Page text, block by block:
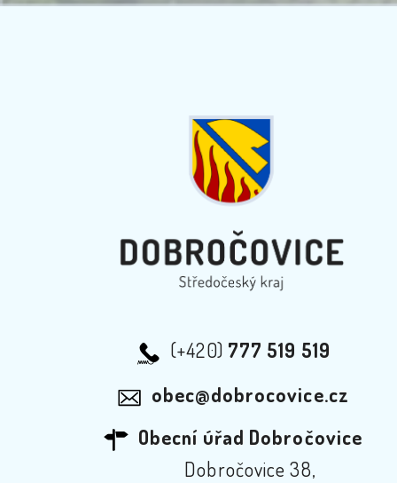
(+420) 777 519 519
obec@dobrocovice.cz
Obecní úřad Dobročovice
Dobročovice 38,